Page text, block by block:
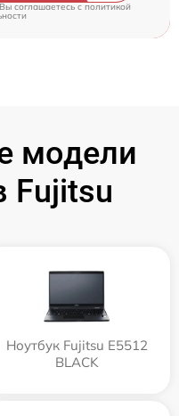
соглашаетесь c политикой
модели
Fujitsu
Ноутбук Fujitsu E5512
BLACK